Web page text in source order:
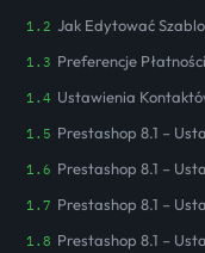
1.2 Jak Edytować
1.3 Preferencje
1.4 Ustawienia
1.5 Prestashop 8.1 –
1.6 Prestashop 8.1 –
1.7 Prestashop 8.1 –
1.8 Prestashop 8.1 –